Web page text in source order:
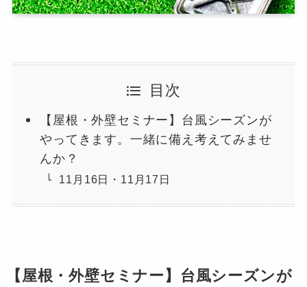
目次
【屋根・外壁セミナー】台風シーズンが
やってきます。一緒に備え考えてみませ
んか？
11月16日・11月17日
【屋根・外壁セミナー】台風シーズンが